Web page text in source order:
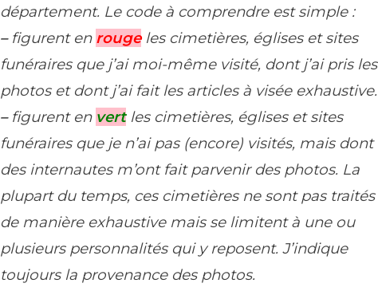
département. Le code à comprendre est simple :
–figurent en rougeles cimetières, églises et sites
funéraires que j’ai moi-même visité, dont j’ai pris les
photos et dont j’ai fait les articles à visée exhaustive.
–figurent en vertles cimetières, églises et sites
funéraires que je n’ai pas (encore) visités, mais dont
des internautes m’ont fait parvenir des photos. La
plupart du temps, ces cimetières ne sont pas traités
de manière exhaustive mais se limitent à une ou
plusieurs personnalités qui y reposent. J’indique
toujours la provenance des photos.